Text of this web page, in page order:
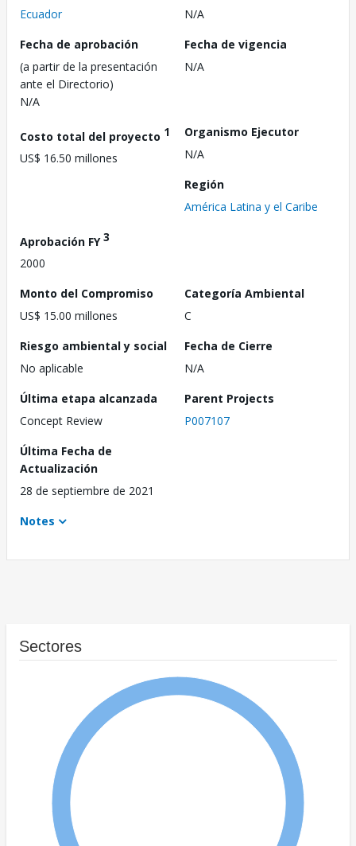
Ecuador
N/A
Fecha de aprobación
(a partir de la presentación
ante el Directorio)
N/A
Fecha de vigencia
N/A
Costo total del proyecto 1
US$ 16.50 millones
Organismo Ejecutor
N/A
Región
América Latina y el Caribe
Aprobación FY3
2000
Monto del Compromiso
US$ 15.00 millones
Categoría Ambiental
C
Riesgo ambiental y social
No aplicable
Fecha de Cierre
N/A
Última etapa alcanzada
Concept Review
Parent Projects
P007107
Última Fecha de
Actualización
28 de septiembre de 2021
Notes
Sectores